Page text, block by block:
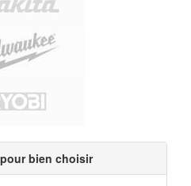
bien choisir